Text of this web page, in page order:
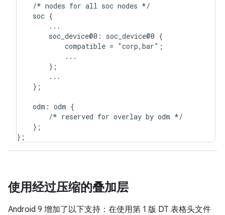
    /* nodes for all soc nodes */
    soc {
        ...
        soc_device@0: soc_device@0 {
            compatible = "corp,bar";
            ...
        };
        ...
    };
    odm: odm {
        /* reserved for overlay by odm */
    };
使用经过压缩的叠加层
Android 9 增加了以下支持：在使用第 1 版 DT 表格头文件